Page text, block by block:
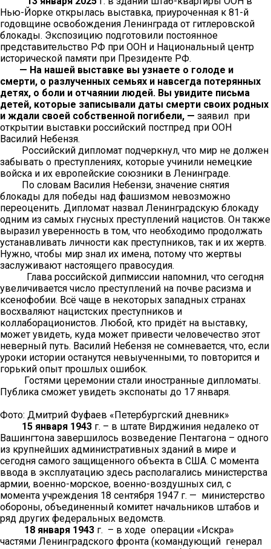
Нью-Йорке открылась выставка, приуроченная к 81-й
годовщине освобождения Ленинграда от гитлеровской
блокады. Экспозицию подготовили постоянное
представительство РФ при ООН и Национальный центр
исторической памяти при Президенте РФ.
— На нашей выставке вы узнаете о голоде и
смерти, о разлученных семьях и навсегда потерянных
детях, о боли и отчаянии людей. Вы увидите письма
детей, которые записывали даты смерти своих родных
и ждали своей собственной погибели, — заявил при
открытии выставки российский постпред при ООН
Василий Небензя.
Российский дипломат подчеркнул, что мир не должен
забывать о преступлениях, которые учинили немецкие
войска и их европейские союзники в Ленинграде.
По словам Василия Небензи, значение снятия
блокады для победы над фашизмом невозможно
переоценить. Дипломат назвал Ленинградскую блокаду
одним из самых гнусных преступлений нацистов. Он также
выразил уверенность в том, что необходимо продолжать
устанавливать личности как преступников, так и их жертв.
Нужно, чтобы мир знал их имена, потому что жертвы
заслуживают настоящего правосудия.
Глава российской дипмиссии напомнил, что сегодня
увеличивается число преступлений на почве расизма и
ксенофобии. Всё чаще в некоторых западных странах
восхваляют нацистских преступников и
коллаборационистов. Любой, кто придёт на выставку,
может увидеть, куда может привести человечество этот
неверный путь. Василий Небензя не сомневается, что, если
уроки истории останутся невыученными, то повторится и
горький опыт прошлых ошибок.
Гостями церемонии стали иностранные дипломаты.
Публика сможет увидеть экспонаты до 17 января.
Фото: Дмитрий Фуфаев «Петербургский дневник»
15 января 1943 г. – в штате Вирджиния недалеко от
Вашингтона завершилось возведение Пентагона – одного
из крупнейших административных зданий в мире и
сегодня самого защищенного объекта в США. С момента
ввода в эксплуатацию здесь располагались министерства
армии, военно-морское, военно-воздушных сил, с
момента учреждения 18 сентября 1947 г. — министерство
обороны, объединенный комитет начальников штабов и
ряд других федеральных ведомств.
18 января 1943 г. – в ходе операции «Искра»
частями Ленинградского фронта (командующий генерал